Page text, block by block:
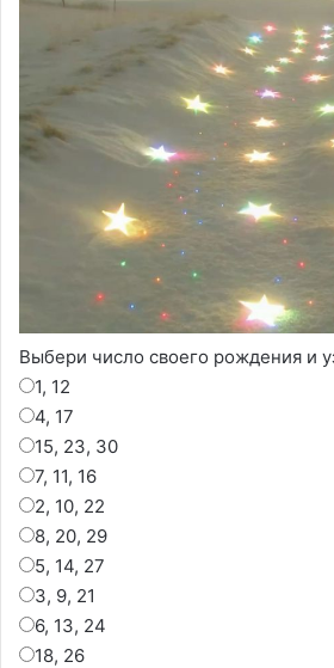
Выбери число своего рождения и
1, 12
4, 17
15, 23, 30
7, 11, 16
2, 10, 22
8, 20, 29
5, 14, 27
3, 9, 21
6, 13, 24
18, 26